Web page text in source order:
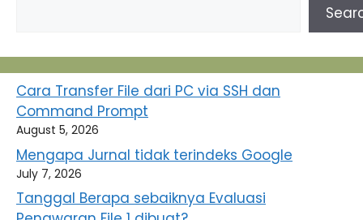
Cara Transfer File dari PC via SSH dan
Command Prompt
August 5, 2026
Mengapa Jurnal tidak terindeks Google
July 7, 2026
Tanggal Berapa sebaiknya Evaluasi